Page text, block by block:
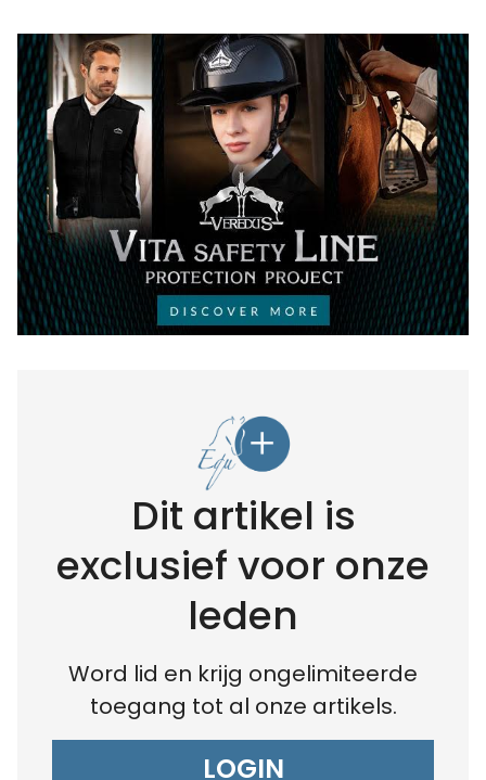
Dit artikel is
exclusief voor onze
leden
Word lid en krijg ongelimiteerde
toegang tot al onze artikels.
LOGIN